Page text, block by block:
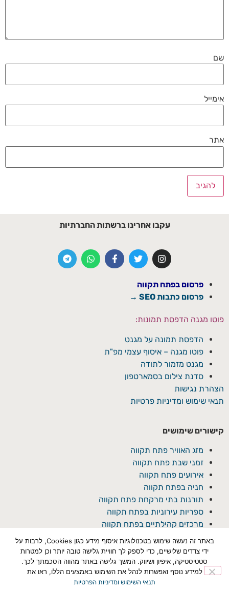
שם
אימייל
אתר
עקבו אחרינו ברשתות החברתיות
פרסום בפתח תקווה
פרסום כתבות SEO →
פוטו מגנה הדפסת תמונות:
הדפסת תמונה על מגנט
פוטו מגנה – איסוף עצמי מפ"ת
מגנט מזמור לתודה
סדנת צילום בסמארטפון
הצהרת נגישות
תנאי שימוש ומדיניות פרטיות
קישורים שימושים
מזג האוויר פתח תקווה
זמני שבת פתח תקווה
אירועים פתח תקווה
חניה בפתח תקווה
תורנות בתי מרקחת פתח תקווה
ספריות עירוניות בפתח תקווה
מרכזים קהילתיים בפתח תקווה
באתר זה נעשה שימוש בטכנולוגיות איסוף מידע כגון Cookies, לרבות על
ידי צדדים שלישיים, כדי לספק לך חוויית גלישה טובה יותר וכן למטרות
סטטיסטיקה, איפיון ושיווק. המשך גלישה באתר מהווה הסכמתך לכך.
למידע נוסף ואפשרות לנהל את השימוש באמצעים הללו, ראו את
תנאי השימוש ומדיניות הפרטיות